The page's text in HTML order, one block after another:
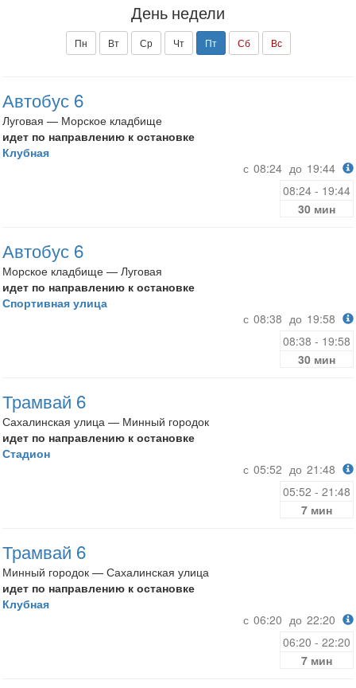
День недели
Пн Вт Ср Чт Пт Сб Вс
Автобус 6
Луговая — Морское кладбище
идет по направлению к остановке
Клубная
с 08:24 до 19:44
08:24 - 19:44
30 мин
Автобус 6
Морское кладбище — Луговая
идет по направлению к остановке
Спортивная улица
с 08:38 до 19:58
08:38 - 19:58
30 мин
Трамвай 6
Сахалинская улица — Минный городок
идет по направлению к остановке
Стадион
с 05:52 до 21:48
05:52 - 21:48
7 мин
Трамвай 6
Минный городок — Сахалинская улица
идет по направлению к остановке
Клубная
с 06:20 до 22:20
06:20 - 22:20
7 мин